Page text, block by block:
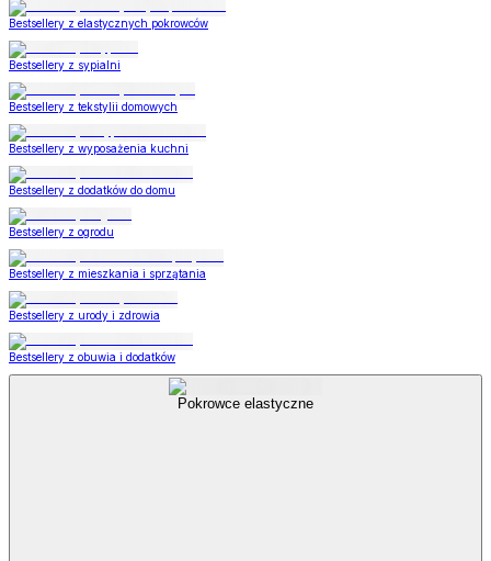
Bestsellery z elastycznych pokrowców
Bestsellery z sypialni
Bestsellery z tekstylii domowych
Bestsellery z wyposażenia kuchni
Bestsellery z dodatków do domu
Bestsellery z ogrodu
Bestsellery z mieszkania i sprzątania
Bestsellery z urody i zdrowia
Bestsellery z obuwia i dodatków
Pokrowce elastyczne